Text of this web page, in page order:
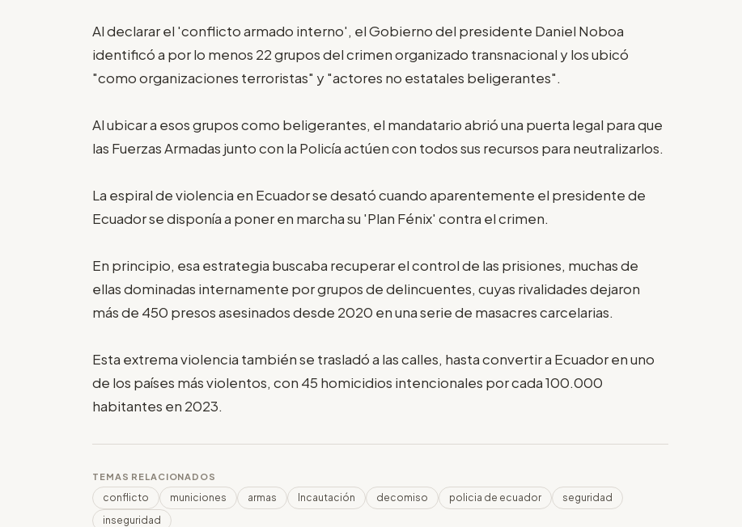
Al declarar el 'conflicto armado interno', el Gobierno del presidente Daniel Noboa
identificó a por lo menos 22 grupos del crimen organizado transnacional y los ubicó
"como organizaciones terroristas" y "actores no estatales beligerantes".
Al ubicar a esos grupos como beligerantes, el mandatario abrió una puerta legal para que
las Fuerzas Armadas junto con la Policía actúen con todos sus recursos para neutralizarlos.
La espiral de violencia en Ecuador se desató cuando aparentemente el presidente de
Ecuador se disponía a poner en marcha su 'Plan Fénix' contra el crimen.
En principio, esa estrategia buscaba recuperar el control de las prisiones, muchas de
ellas dominadas internamente por grupos de delincuentes, cuyas rivalidades dejaron
más de 450 presos asesinados desde 2020 en una serie de masacres carcelarias.
Esta extrema violencia también se trasladó a las calles, hasta convertir a Ecuador en uno
de los países más violentos, con 45 homicidios intencionales por cada 100.000
habitantes en 2023.
TEMAS RELACIONADOS
conflicto municiones armas Incautación decomiso policia de ecuador
seguridad
inseguridad